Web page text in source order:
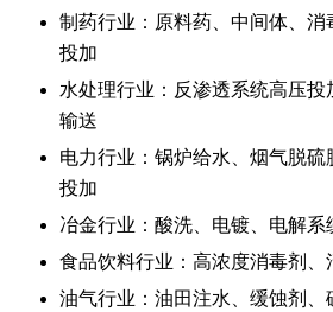
制药行业：原料药、中间体、
投加
水处理行业：反渗透系统高压投
输送
电力行业：锅炉给水、烟气脱硫
投加
冶金行业：酸洗、电镀、电解系
食品饮料行业：高浓度消毒剂、
油气行业：油田注水、缓蚀剂、